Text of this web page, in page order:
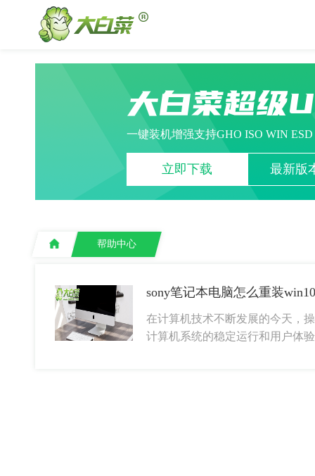
大白菜超级
一键装机增强支持GHO ISO WIN
立即下载 最新版
帮助中心
在计算机技术不断发展的今天，
计算机系统的稳定运行和用户体